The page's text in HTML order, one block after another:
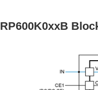
RP600K0xxB